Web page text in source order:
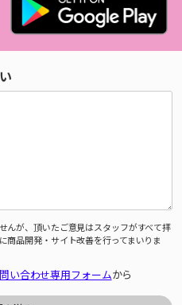
んが、頂いたご意見はスタッフがすべて拝
商品開発・サイト改善を行ってまいりま
い合わせ専用フォームから